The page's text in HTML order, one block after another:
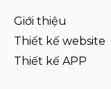
Giới thiệu
Thiết kế website
Thiết kế APP